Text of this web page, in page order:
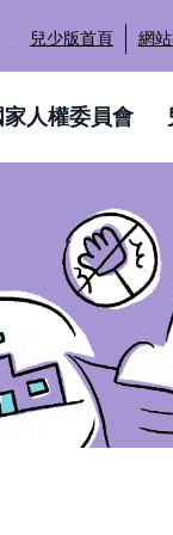
兒少版首頁 網
人權委員會